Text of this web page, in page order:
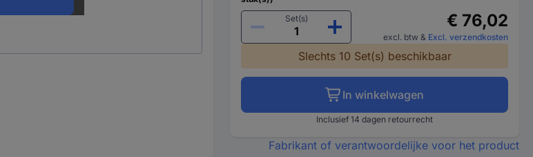
Set(s)
€ 76,02
excl. btw & Excl. verzendkosten
Slechts 10 Set(s) beschikbaar
In winkelwagen
Inclusief 14 dagen retourrecht
Fabrikant of verantwoordelijke voor het product